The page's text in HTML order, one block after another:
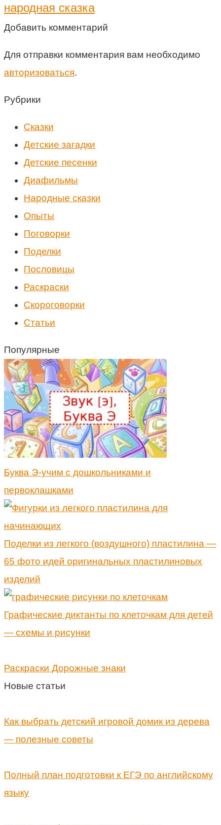
народная сказка
Добавить комментарий
Для отправки комментария вам необходимо
авторизоваться.
Рубрики
Cказки
Детские загадки
Детские песенки
Диафильмы
Народные сказки
Опыты
Поговорки
Поделки
Пословицы
Раскраски
Скороговорки
Статьи
Популярные
Буква Э-учим с дошкольниками и
первоклашками
Поделки из легкого (воздушного) пластилина —
65 фото идей оригинальных пластилиновых
изделий
Графические диктанты по клеточкам для детей
— схемы и рисунки
Раскраски Дорожные знаки
Новые статьи
Как выбрать детский игровой домик из дерева
— полезные советы
Полный план подготовки к ЕГЭ по английскому
языку